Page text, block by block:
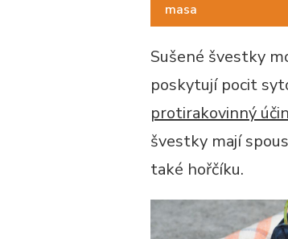
masa
Sušené švestky
poskytují pocit
protirakovinný
švestky mají
také hořčíku.